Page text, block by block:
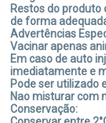
Restos do
de forma
Advertências
Vacinar apenas
Em caso de auto
imediatamente e
Pode ser utilizado
Nao misturar com
Conservação: